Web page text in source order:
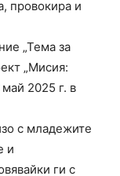
провокира и
„Тема за
„Мисия:
2025 г. в
с младежите
и
ги с